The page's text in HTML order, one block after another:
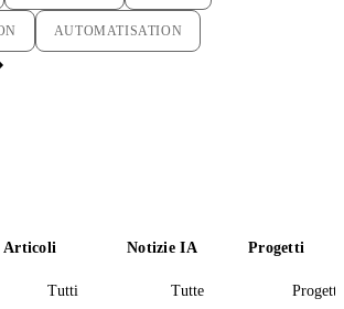
AUTOMATISATION
Articoli
Tutti
Notizie IA
Tutte
Progetti
Progetti